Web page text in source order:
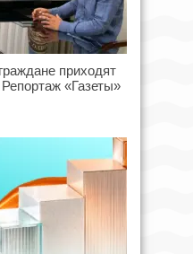
приходят
«Газеты»